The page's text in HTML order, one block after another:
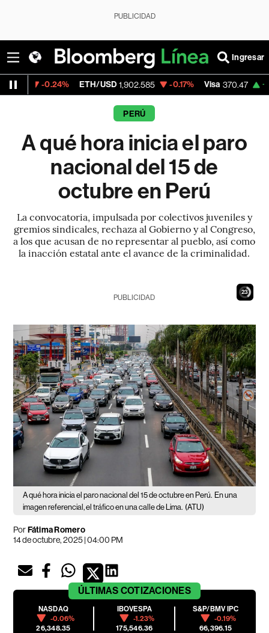
PUBLICIDAD
Ingresar
ETH/USD 1,902.585 -0.17% Visa 370.47 +0.52%
PERÚ
A qué hora inicia el paro
nacional del 15 de
octubre en Perú
La convocatoria, impulsada por colectivos juveniles y
gremios sindicales, rechaza al Gobierno y al Congreso,
a los que acusan de no representar al pueblo, así como
la inacción estatal ante el avance de la criminalidad.
22
PUBLICIDAD
A qué hora inicia el paro nacional del 15 de octubre en Perú. En una
imagen referencial, el tráfico en una calle de Lima. (ATU)
PorFátima Romero
14 de octubre, 2025 | 04:00 PM
ÚLTIMAS COTIZACIONES
NASDAQ
-0.06%
26,348.35
IBOVESPA
-1.23%
175,546.36
S&P/BMV IPC
-0.19%
66,396.15